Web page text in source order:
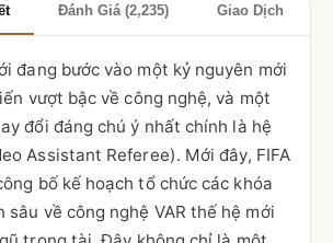
Đánh Giá (2,235) Giao Dịch
đang bước vào một kỷ nguyên mới
vượt bậc về công nghệ, và một
đổi đáng chú ý nhất chính là hệ
Assistant Referee). Mới đây, FIFA
bố kế hoạch tổ chức các khóa
sâu về công nghệ VAR thế hệ mới